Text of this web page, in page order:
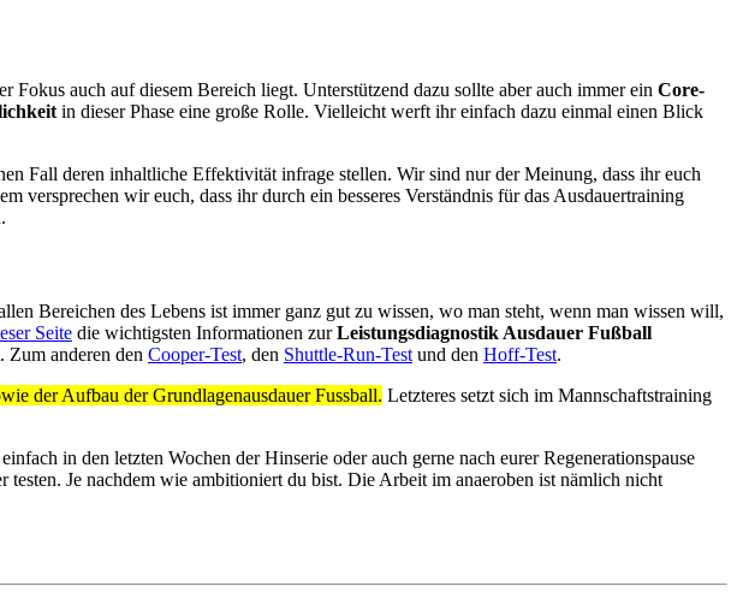
auch auf diesem Bereich liegt. Unterstützend dazu sollte aber auch immer ein Core-
in dieser Phase eine große Rolle. Vielleicht werft ihr einfach dazu einmal einen Blick
Fall deren inhaltliche Effektivität infrage stellen. Wir sind nur der Meinung, dass ihr euch
versprechen wir euch, dass ihr durch ein besseres Verständnis für das Ausdauertraining
Bereichen des Lebens ist immer ganz gut zu wissen, wo man steht, wenn man wissen will,
Seite die wichtigsten Informationen zurLeistungsdiagnostik Ausdauer Fußball
Zum anderen den Cooper-Test, den Shuttle-Run-Test und den Hoff-Test.
der Aufbau der Grundlagenausdauer Fussball. Letzteres setzt sich im Mannschaftstraining
in den letzten Wochen der Hinserie oder auch gerne nach eurer Regenerationspause
testen. Je nachdem wie ambitioniert du bist. Die Arbeit im anaeroben ist nämlich nicht